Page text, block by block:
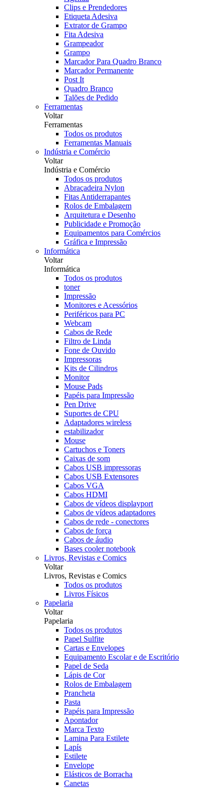
Clips e Prendedores
Etiqueta Adesiva
Extrator de Grampo
Fita Adesiva
Grampeador
Grampo
Marcador Para Quadro Branco
Marcador Permanente
Post It
Quadro Branco
Talões de Pedido
Ferramentas
Voltar
Ferramentas
Todos os produtos
Ferramentas Manuais
Indústria e Comércio
Voltar
Indústria e Comércio
Todos os produtos
Abraçadeira Nylon
Fitas Antiderrapantes
Rolos de Embalagem
Arquitetura e Desenho
Publicidade e Promoção
Equipamentos para Comércios
Gráfica e Impressão
Informática
Voltar
Informática
Todos os produtos
toner
Impressão
Monitores e Acessórios
Periféricos para PC
Webcam
Cabos de Rede
Filtro de Linda
Fone de Ouvido
Impressoras
Kits de Cilindros
Monitor
Mouse Pads
Papéis para Impressão
Pen Drive
Suportes de CPU
Adaptadores wireless
estabilizador
Mouse
Cartuchos e Toners
Caixas de som
Cabos USB impressoras
Cabos USB Extensores
Cabos VGA
Cabos HDMI
Cabos de vídeos displayport
Cabos de vídeos adaptadores
Cabos de rede - conectores
Cabos de força
Cabos de áudio
Bases cooler notebook
Livros, Revistas e Comics
Voltar
Livros, Revistas e Comics
Todos os produtos
Livros Físicos
Papelaria
Voltar
Papelaria
Todos os produtos
Papel Sulfite
Cartas e Envelopes
Equipamento Escolar e de Escritório
Papel de Seda
Lápis de Cor
Rolos de Embalagem
Prancheta
Pasta
Papéis para Impressão
Apontador
Marca Texto
Lamina Para Estilete
Lapís
Estilete
Envelope
Elásticos de Borracha
Canetas